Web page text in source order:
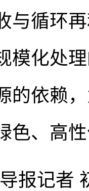
与循环
模化处
的依赖
色、高
报记者